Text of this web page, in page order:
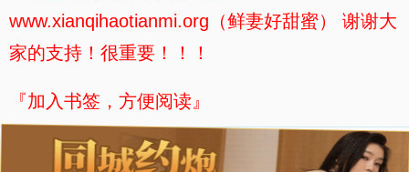
www.xianqihaotianmi.org（鲜妻好甜蜜） 谢谢大
家的支持！很重要！！！
『加入书签，方便阅读』